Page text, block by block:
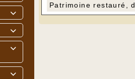




Patrimoine restauré,